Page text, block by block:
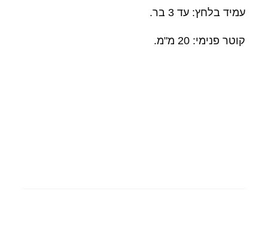
עמיד בלחץ: עד 3 בר.
קוטר פנימי: 20 מ"מ.